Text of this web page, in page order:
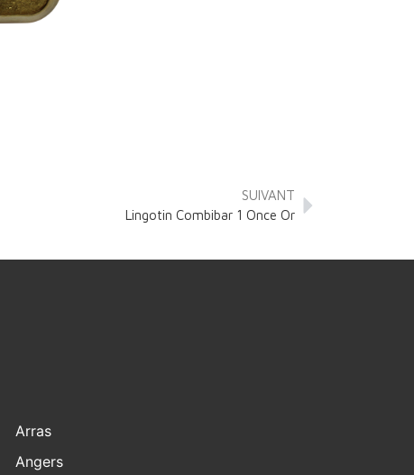
SUIVANT
Lingotin Combibar 1 Once Or
Arras
Angers